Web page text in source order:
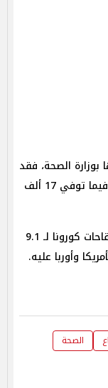
بوزارة الصحة، فقد
أصيب بالفيروس أكثر من 564 ألف مواطن ، فيما توفي 17 ألف
وبحب اتفاقيات إندونيسياسيتم توفير أحد لقاحات كورونا لـ 9.1
وأوربا عليه.
الصحة